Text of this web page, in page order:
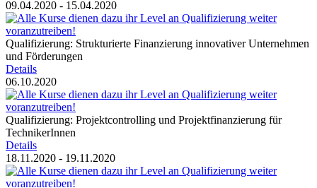
09.04.2020 - 15.04.2020
Qualifizierung: Strukturierte Finanzierung innovativer Unternehmen
und Förderungen
Details
06.10.2020
Qualifizierung: Projektcontrolling und Projektfinanzierung für
TechnikerInnen
Details
18.11.2020 - 19.11.2020